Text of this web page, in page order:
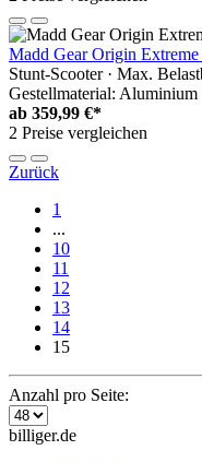
Madd Gear Origin
Stunt-Scooter · Max.
Gestellmaterial: Aluminium
ab 359,99 €*
2 Preise vergleichen
Zurück
1
...
10
11
12
13
14
15
Anzahl pro Seite:
billiger.de